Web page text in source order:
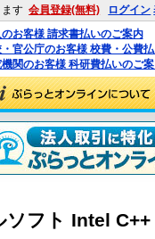
す 会員登録(無料) ログイン
お客様 請求書払いのご案内
官公庁のお客様 校費・公費
関のお客様 科研費払いのご
ソフト Intel